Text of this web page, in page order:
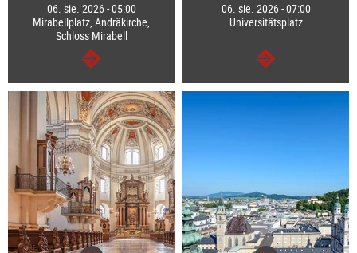
06. sie. 2026 - 05:00
Mirabellplatz, Andräkirche,
Schloss Mirabell
dalej
06. sie. 2026 - 07:00
Universitätsplatz
dalej